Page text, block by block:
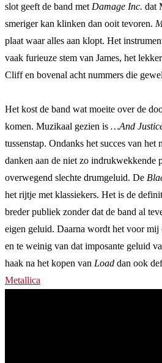
slot geeft de band met Damage Inc. dat
smeriger kan klinken dan ooit tevoren.
plaat waar alles aan klopt. Het
vaak furieuze stem van James, het
Cliff en bovenal acht nummers die
Het kost de band wat moeite over de
komen. Muzikaal gezien is …And
tussenstap. Ondanks het succes van het
danken aan de niet zo indrukwekkende
overwegend slechte drumgeluid. De
het rijtje met klassiekers. Het is de
breder publiek zonder dat de band al
eigen geluid. Daarna wordt het voor mij
en te weinig van dat imposante geluid
haak na het kopen van Load dan ook
Metallica